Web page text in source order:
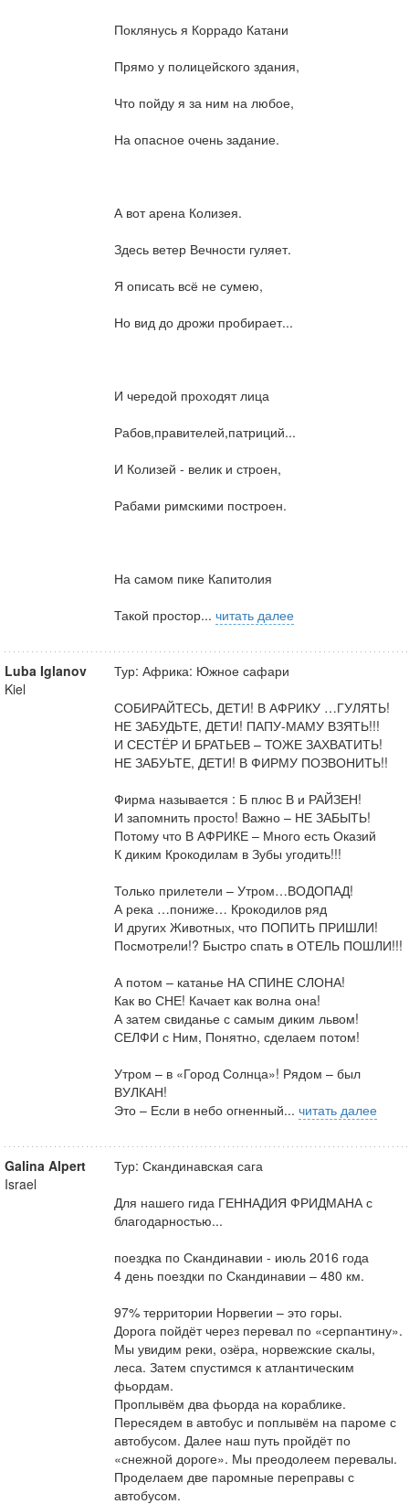
Поклянусь я Коррадо Катани
Прямо у полицейского здания,
Что пойду я за ним на любое,
На опасное очень задание.
А вот арена Колизея.
Здесь ветер Вечности гуляет.
Я описать всё не сумею,
Но вид до дрожи пробирает...
И чередой проходят лица
Рабов,правителей,патриций...
И Колизей - велик и строен,
Рабами римскими построен.
На самом пике Капитолия
Такой простор... читать далее
Luba Iglanov
Kiel
Тур: Африка: Южное сафари
СОБИРАЙТЕСЬ, ДЕТИ! В АФРИКУ …ГУЛЯТЬ!
НЕ ЗАБУДЬТЕ, ДЕТИ! ПАПУ-МАМУ ВЗЯТЬ!!!
И СЕСТЁР И БРАТЬЕВ – ТОЖЕ ЗАХВАТИТЬ!
НЕ ЗАБУЬТЕ, ДЕТИ! В ФИРМУ ПОЗВОНИТЬ!!
Фирма называется : Б плюс В и РАЙЗЕН!
И запомнить просто! Важно – НЕ ЗАБЫТЬ!
Потому что В АФРИКЕ – Много есть Оказий
К диким Крокодилам в Зубы угодить!!!
Только прилетели – Утром…ВОДОПАД!
А река …пониже… Крокодилов ряд
И других Животных, что ПОПИТЬ ПРИШЛИ!
Посмотрели!? Быстро спать в ОТЕЛЬ ПОШЛИ!!!
А потом – катанье НА СПИНЕ СЛОНА!
Как во СНЕ! Качает как волна она!
А затем свиданье с самым диким львом!
СЕЛФИ с Ним, Понятно, сделаем потом!
Утром – в «Город Солнца»! Рядом – был
ВУЛКАН!
Это – Если в небо огненный... читать далее
Galina Alpert
Israel
Тур: Скандинавская сага
Для нашего гида ГЕННАДИЯ ФРИДМАНА с
благодарностью...
поездка по Скандинавии - июль 2016 года
4 день поездки по Скандинавии – 480 км.
97% территории Норвегии – это горы.
Дорога пойдёт через перевал по «серпантину».
Мы увидим реки, озёра, норвежские скалы,
леса. Затем спустимся к атлантическим
фьордам.
Проплывём два фьорда на кораблике.
Пересядем в автобус и поплывём на пароме с
автобусом. Далее наш путь пройдёт по
«снежной дороге». Мы преодолеем перевалы.
Проделаем две паромные переправы с
автобусом.